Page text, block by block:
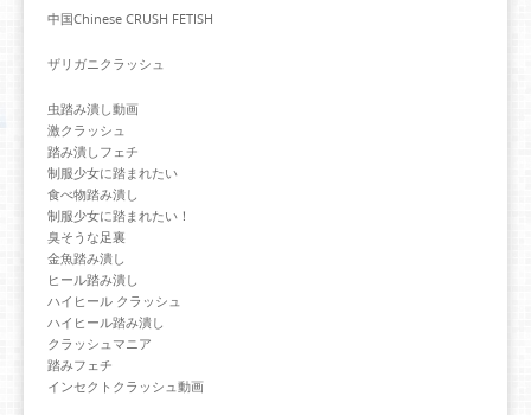
中国Chinese CRUSH FETISH
ザリガニクラッシュ
虫踏み潰し動画
激クラッシュ
踏み潰しフェチ
制服少女に踏まれたい
食べ物踏み潰し
制服少女に踏まれたい！
臭そうな足裏
金魚踏み潰し
ヒール踏み潰し
ハイヒール クラッシュ
ハイヒール踏み潰し
クラッシュマニア
踏みフェチ
インセクトクラッシュ動画